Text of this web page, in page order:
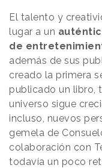
El talento y
lugar a un
de
además de sus
creado la primera
publicado un libro,
universo sigue
incluso, nuevos
gemela de
colaboración con
todavía un poco